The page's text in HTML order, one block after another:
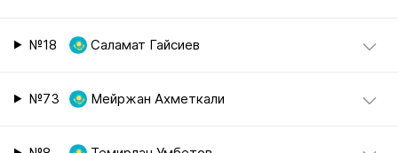
№18 Саламат Гайсиев
№73 Мейржан Ахметкали